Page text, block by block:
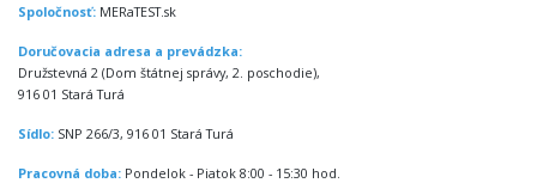
Spoločnosť: MERaTEST.sk
Doručovacia adresa a prevádzka:
Družstevná 2 (Dom štátnej správy, 2. poschodie),
916 01 Stará Turá
Sídlo: SNP 266/3, 916 01 Stará Turá
Pracovná doba: Pondelok - Piatok 8:00 - 15:30 hod.